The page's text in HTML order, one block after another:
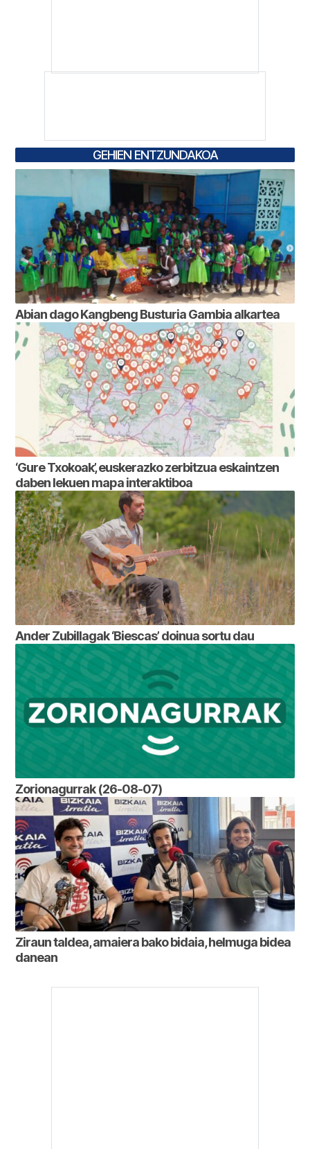
GEHIEN ENTZUNDAKOA
Abian dago Kangbeng Busturia Gambia alkartea
‘Gure Txokoak’, euskerazko zerbitzua eskaintzen
daben lekuen mapa interaktiboa
Ander Zubillagak ‘Biescas’ doinua sortu dau
Zorionagurrak (26-08-07)
Ziraun taldea, amaiera bako bidaia, helmuga bidea
danean